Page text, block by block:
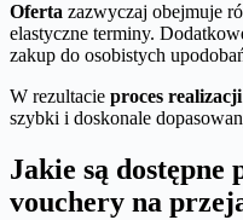
Oferta zazwyczaj obejmuje
elastyczne terminy.
zakup do osobistych
W rezultacie proces
szybki i doskonale
Jakie są
vouchery na